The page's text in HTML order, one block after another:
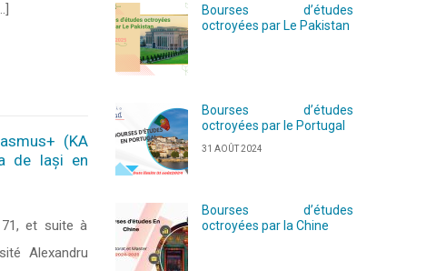
(KA
de Iași en
et suite à
Alexandru
Bourses d’études
octroyées par Le Pakistan
Bourses d’études
octroyées par le Portugal
31 AOÛT 2024
Bourses d’études
octroyées par la Chine